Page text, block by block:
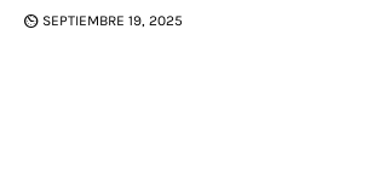
SEPTIEMBRE 19, 2025